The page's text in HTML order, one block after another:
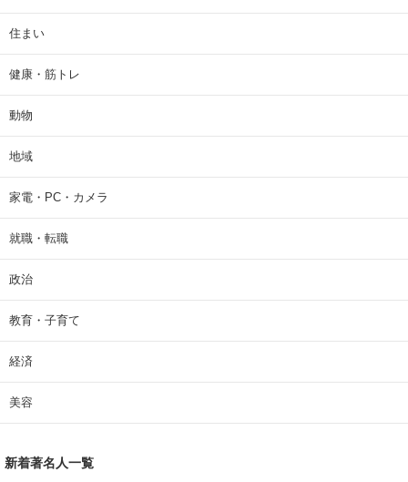
住まい
健康・筋トレ
動物
地域
家電・PC・カメラ
就職・転職
政治
教育・子育て
経済
美容
新着著名人一覧